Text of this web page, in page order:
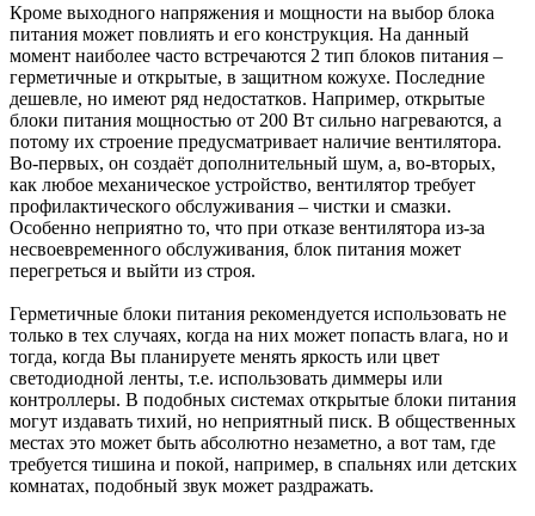
Кроме выходного напряжения и мощности на выбор блока
питания может повлиять и его конструкция. На данный
момент наиболее часто встречаются 2 тип блоков питания –
герметичные и открытые, в защитном кожухе. Последние
дешевле, но имеют ряд недостатков. Например, открытые
блоки питания мощностью от 200 Вт сильно нагреваются, а
потому их строение предусматривает наличие вентилятора.
Во-первых, он создаёт дополнительный шум, а, во-вторых,
как любое механическое устройство, вентилятор требует
профилактического обслуживания – чистки и смазки.
Особенно неприятно то, что при отказе вентилятора из-за
несвоевременного обслуживания, блок питания может
перегреться и выйти из строя.
Герметичные блоки питания рекомендуется использовать не
только в тех случаях, когда на них может попасть влага, но и
тогда, когда Вы планируете менять яркость или цвет
светодиодной ленты, т.е. использовать диммеры или
контроллеры. В подобных системах открытые блоки питания
могут издавать тихий, но неприятный писк. В общественных
местах это может быть абсолютно незаметно, а вот там, где
требуется тишина и покой, например, в спальнях или детских
комнатах, подобный звук может раздражать.